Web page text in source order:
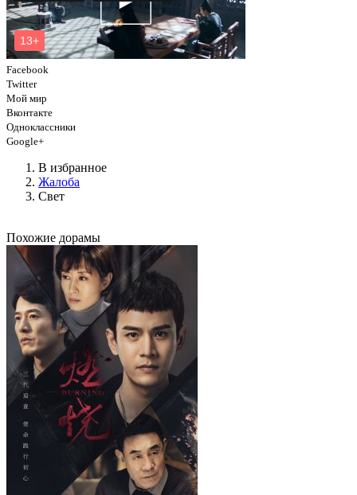
Facebook
Twitter
Мой мир
Вконтакте
Одноклассники
Google+
В избранное
Жалоба
Свет
Похожие дорамы